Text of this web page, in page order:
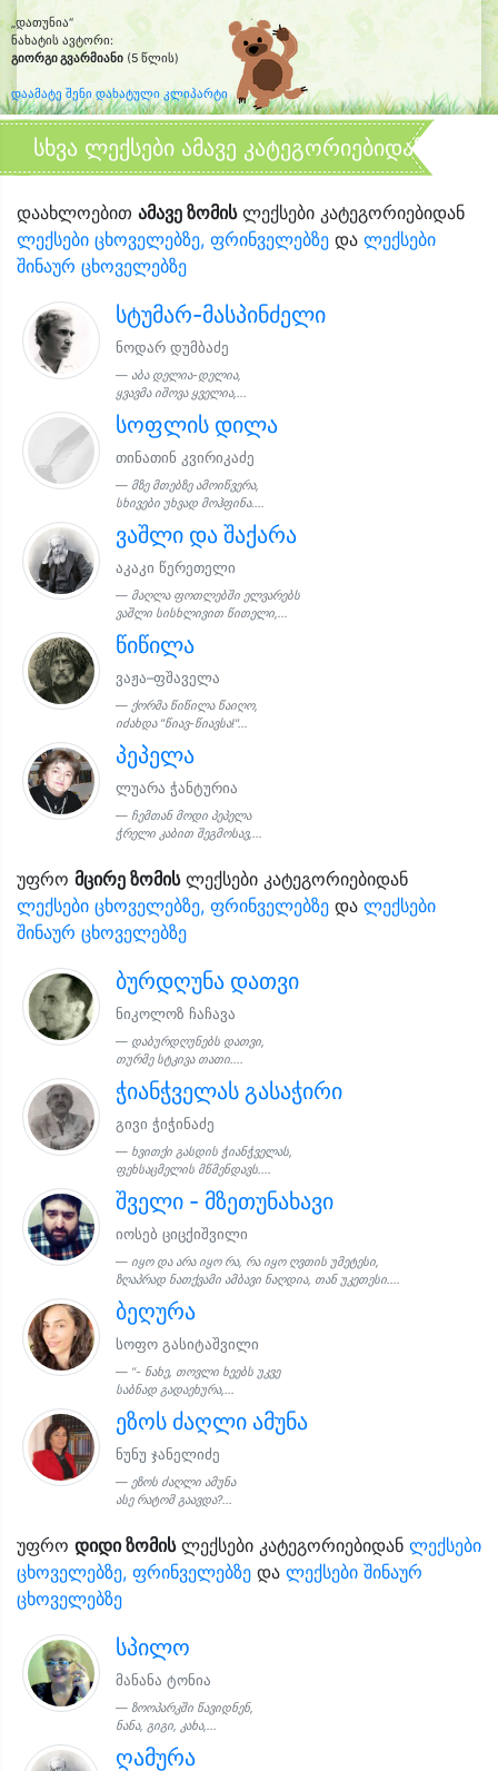
„დათუნია“
ნახატის ავტორი:
გიორგი გვარმიანი (5 წლის)
დაამატე შენი დახატული კლიპარტი
სხვა ლექსები ამავე კატეგორიებიდან
დაახლოებით ამავე ზომისლექსები კატეგორიებიდან
ლექსები ცხოველებზე, ფრინველებზე და ლექსები
შინაურ ცხოველებზე
სტუმარ-მასპინძელი
ნოდარ დუმბაძე
აბა დელია-დელია,
ყვავმა იშოვა ყველია,...
სოფლის დილა
თინათინ კვირიკაძე
მზე მთებზე ამოიწვერა,
სხივები უხვად მოჰფინა....
ვაშლი და შაქარა
აკაკი წერეთელი
მაღლა ფოთლებში ელვარებს
ვაშლი სისხლივით წითელი,...
წიწილა
ვაჟა–ფშაველა
ქორმა წიწილა წაიღო,
იძახდა "წიავ-წიავსა!"...
პეპელა
ლუარა ჭანტურია
ჩემთან მოდი პეპელა
ჭრელი კაბით შეგმოსავ,...
უფრო მცირე ზომისლექსები კატეგორიებიდან
ლექსები ცხოველებზე, ფრინველებზე და ლექსები
შინაურ ცხოველებზე
ბურდღუნა დათვი
ნიკოლოზ ჩაჩავა
დაბურდღუნებს დათვი,
თურმე სტკივა თათი....
ჭიანჭველას გასაჭირი
გივი ჭიჭინაძე
ხვითქი გასდის ჭიანჭველას,
ფეხსაცმელის მწმენდავს....
შველი - მზეთუნახავი
იოსებ ციცქიშვილი
იყო და არა იყო რა, რა იყო ღვთის უმეტესი,
ზღაპრად ნათქვამი ამბავი ნაღდია, თან უკეთესი....
ბეღურა
სოფო გასიტაშვილი
“- ნახე, თოვლი ხეებს უკვე
საბნად გადაეხურა,...
ეზოს ძაღლი ამუნა
ნუნუ ჯანელიძე
ეზოს ძაღლი ამუნა
ასე რატომ გაავდა?...
უფრო დიდი ზომისლექსები კატეგორიებიდან ლექსები
ცხოველებზე, ფრინველებზე და ლექსები შინაურ
ცხოველებზე
სპილო
მანანა ტონია
ზოოპარკში წავიდნენ,
ნანა, გიგი, კახა,...
ღამურა